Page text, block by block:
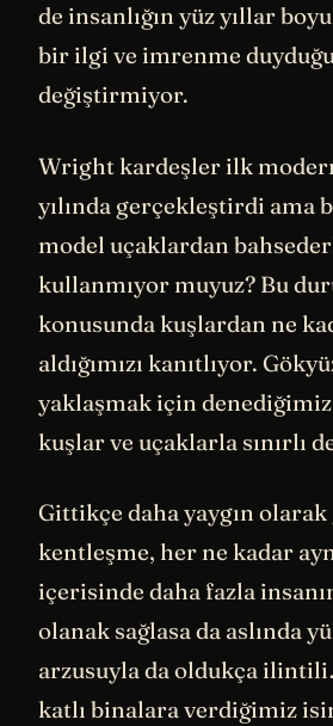
de insanlığın yüz yıllar
bir ilgi ve imrenme
değiştirmiyor.
Wright kardeşler ilk
yılında gerçekleştirdi ama
model uçaklardan
kullanmıyor muyuz? Bu
konusunda kuşlardan ne
aldığımızı kanıtlıyor.
yaklaşmak için
kuşlar ve uçaklarla sınırlı
Gittikçe daha yaygın
kentleşme, her ne kadar
içerisinde daha fazla
olanak sağlasa da aslında
arzusuyla da oldukça
katlı binalara verdiğimiz